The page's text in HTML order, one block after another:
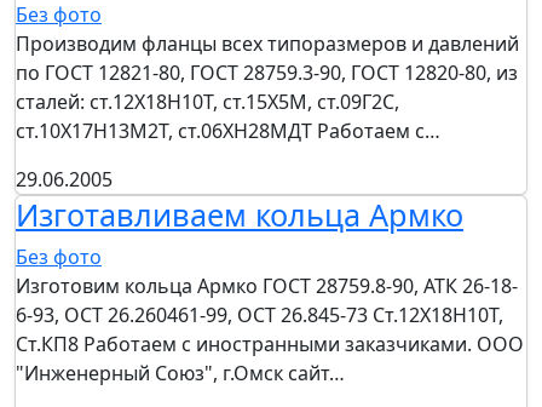
Без фото
Производим фланцы всех типоразмеров и давлений
по ГОСТ 12821-80, ГОСТ 28759.3-90, ГОСТ 12820-80, из
сталей: ст.12Х18Н10Т, ст.15Х5М, ст.09Г2С,
ст.10Х17Н13М2Т, ст.06ХН28МДТ Работаем с…
29.06.2005
Изготавливаем кольца Армко
Без фото
Изготовим кольца Армко ГОСТ 28759.8-90, АТК 26-18-
6-93, ОСТ 26.260461-99, ОСТ 26.845-73 Ст.12Х18Н10Т,
Ст.КП8 Работаем с иностранными заказчиками. ООО
"Инженерный Союз", г.Омск сайт…